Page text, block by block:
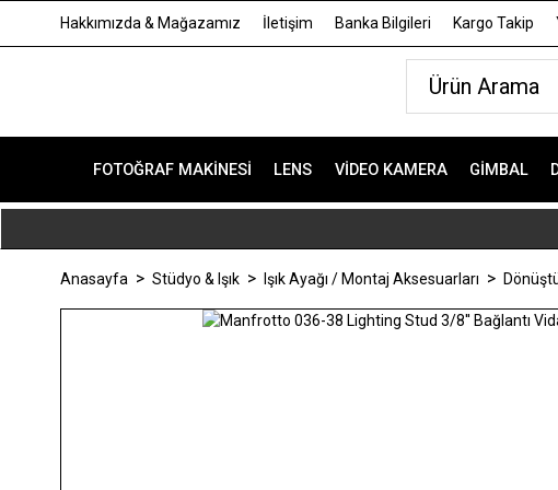
Hakkımızda & Mağazamız İletişim Banka Bilgileri Kargo Takip
FOTOĞRAF MAKINESI LENS VIDEO KAMERA GIMBAL
Anasayfa Stüdyo & Işık Işık Ayağı / Montaj Aksesuarları